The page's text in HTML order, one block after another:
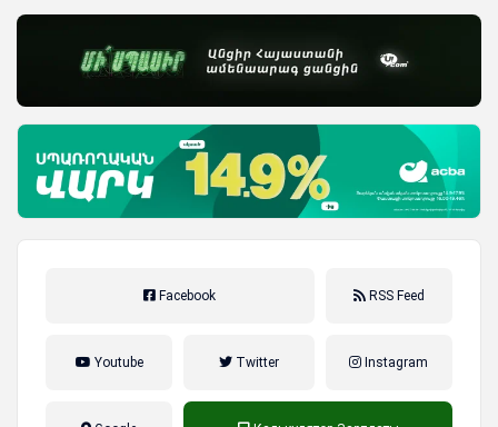
Facebook RSS Feed
Youtube Twitter Instagram